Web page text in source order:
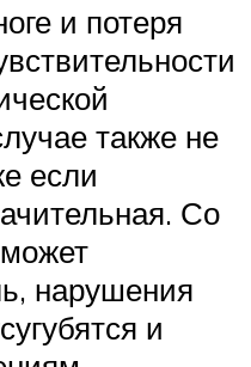
и потеря
также не
если
Со
нарушения
и